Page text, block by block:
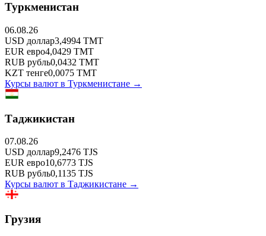
Туркменистан
06.08.26
USD доллар3,4994 TMT
EUR евро4,0429 TMT
RUB рубль0,0432 TMT
KZT тенге0,0075 TMT
Курсы валют в Туркменистане →
Таджикистан
07.08.26
USD доллар9,2476 TJS
EUR евро10,6773 TJS
RUB рубль0,1135 TJS
Курсы валют в Таджикистане →
Грузия